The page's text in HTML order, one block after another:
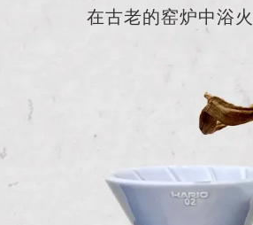
在古老的窑炉中浴